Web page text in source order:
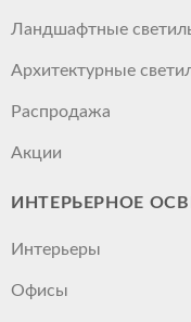
Ландшафтные
Архитектурные
Распродажа
Акции
ИНТЕРЬЕРНОЕ
Интерьеры
Офисы